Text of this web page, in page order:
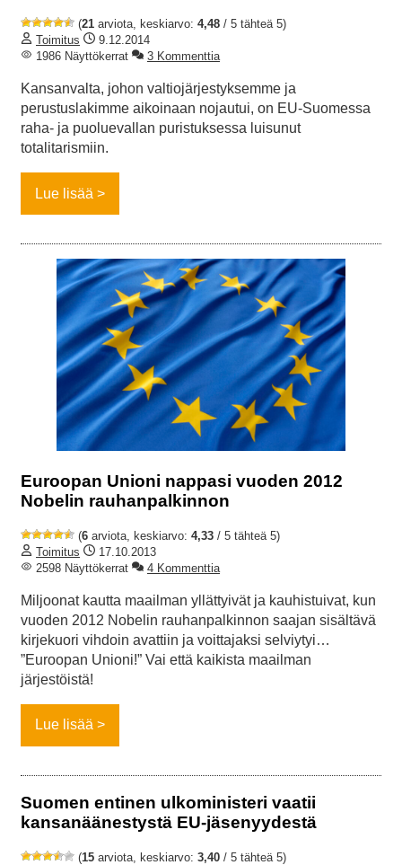
(21 arviota, keskiarvo: 4,48 / 5 tähteä 5)
Toimitus
9.12.2014
1986 Näyttökerrat
3 Kommenttia
Kansanvalta, johon valtiojärjestyksemme ja
perustuslakimme aikoinaan nojautui, on EU-Suomessa
raha- ja puoluevallan puristuksessa luisunut
totalitarismiin.
Lue lisää
Euroopan Unioni nappasi vuoden 2012
Nobelin rauhanpalkinnon
(6 arviota, keskiarvo: 4,33 / 5 tähteä 5)
Toimitus
17.10.2013
2598 Näyttökerrat
4 Kommenttia
Miljoonat kautta maailman yllättyivät ja kauhistuivat, kun
vuoden 2012 Nobelin rauhanpalkinnon saajan sisältävä
kirjekuori vihdoin avattiin ja voittajaksi selviytyi…
”Euroopan Unioni!” Vai että kaikista maailman
järjestöistä!
Lue lisää
Suomen entinen ulkoministeri vaatii
kansanäänestystä EU-jäsenyydestä
(15 arviota, keskiarvo: 3,40 / 5 tähteä 5)